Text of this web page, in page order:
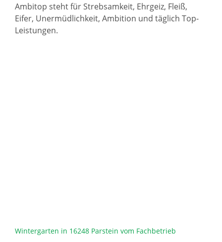
Ambitop steht für Strebsamkeit, Ehrgeiz, Fleiß,
Eifer, Unermüdlichkeit, Ambition und täglich Top-
Leistungen.
Wintergarten in 16248 Parstein vom Fachbetrieb